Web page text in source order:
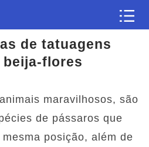
de tatuagens
flores
maravilhosos, são
de pássaros que
posição, além de